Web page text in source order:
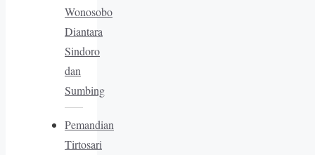
Wonosobo
Diantara
Sindoro
dan
Sumbing
Pemandian
Tirtosari